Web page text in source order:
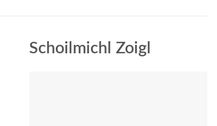
Schoilmichl Zoigl